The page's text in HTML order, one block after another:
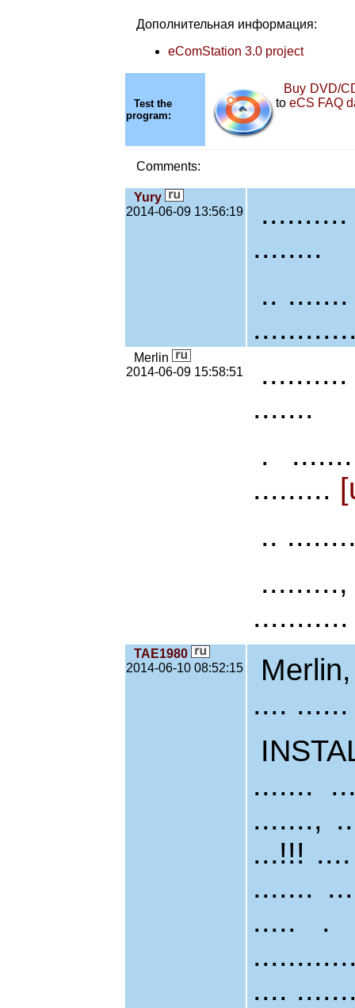
Дополнительная информация:
eComStation 3.0 project
Test the
program:
Buy DVD/
to eCS FAQ
Comments:
Yury
2014-06-09 13:56:19
........
..
Merlin
2014-06-09 15:58:51
.......
.
.........
..
...........
TAE1980
2014-06-10 08:52:15
....
.......
.......,
...!!!
.......
..... .
....